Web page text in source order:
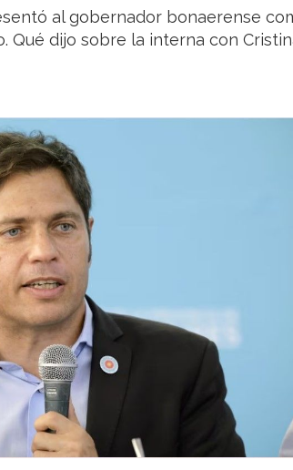
al gobernador bonaerense
Qué dijo sobre la interna con